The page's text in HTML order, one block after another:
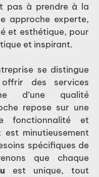
pas à prendre à la
approche experte,
et esthétique, pour
et inspirant.
se distingue
des services
d’une qualité
repose sur une
fonctionnalité et
minutieusement
spécifiques de
que chaque
est unique, tout